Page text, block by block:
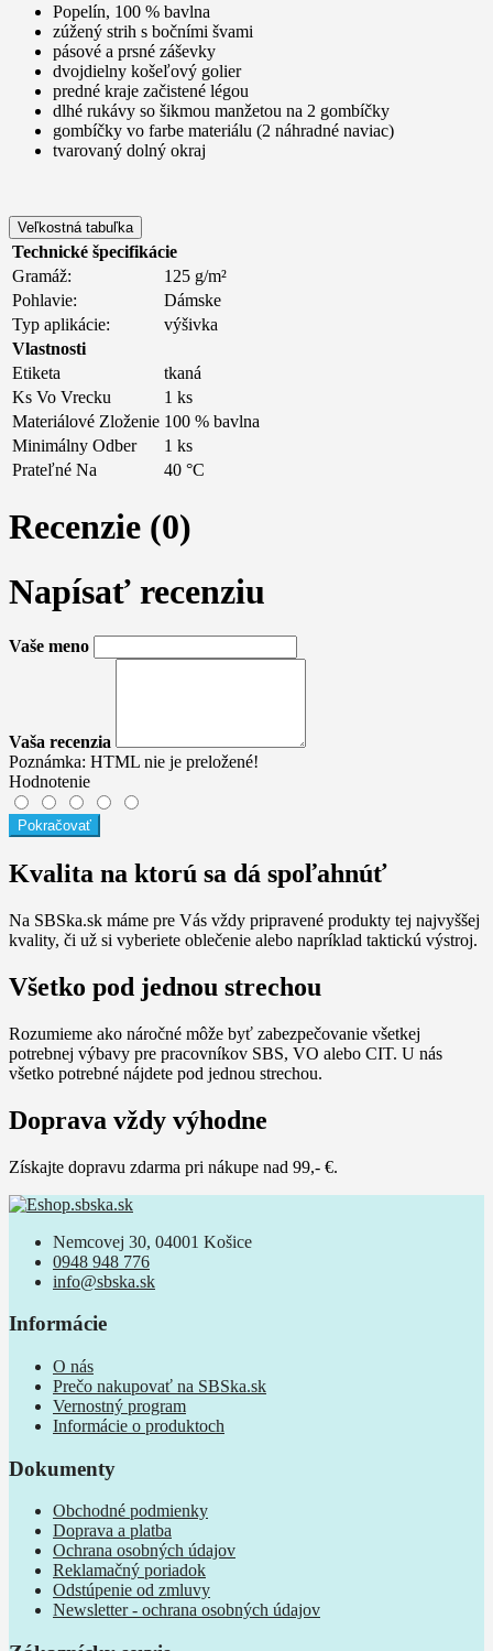
Popelín, 100 % bavlna
zúžený strih s bočními švami
pásové a prsné záševky
dvojdielny košeľový golier
predné kraje začistené légou
dlhé rukávy so šikmou manžetou na 2 gombíčky
gombíčky vo farbe materiálu (2 náhradné naviac)
tvarovaný dolný okraj
Veľkostná tabuľka
Technické špecifikácie
Gramáž:
125 g/m²
Pohlavie:
Dámske
Typ aplikácie:
výšivka
Vlastnosti
Etiketa
tkaná
Ks Vo Vrecku
1 ks
Materiálové Zloženie 100 % bavlna
Minimálny Odber
1 ks
Prateľné Na
40 °C
Recenzie (0)
Napísať recenziu
Vaše meno
Vaša recenzia
Poznámka: HTML nie je preložené!
Hodnotenie
Pokračovať
Kvalita na ktorú sa dá spoľahnúť
Na SBSka.sk máme pre Vás vždy pripravené produkty tej najvyššej
kvality, či už si vyberiete oblečenie alebo napríklad taktickú výstroj.
Všetko pod jednou strechou
Rozumieme ako náročné môže byť zabezpečovanie všetkej
potrebnej výbavy pre pracovníkov SBS, VO alebo CIT. U nás
všetko potrebné nájdete pod jednou strechou.
Doprava vždy výhodne
Získajte dopravu zdarma pri nákupe nad 99,- €.
Nemcovej 30, 04001 Košice
0948 948 776
info@sbska.sk
Informácie
O nás
Prečo nakupovať na SBSka.sk
Vernostný program
Informácie o produktoch
Dokumenty
Obchodné podmienky
Doprava a platba
Ochrana osobných údajov
Reklamačný poriadok
Odstúpenie od zmluvy
Newsletter - ochrana osobných údajov